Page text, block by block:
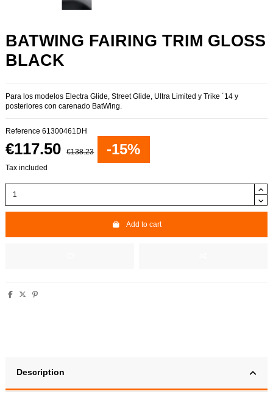
BATWING FAIRING TRIM GLOSS
BLACK
Para los modelos Electra Glide, Street Glide, Ultra Limited y Trike ´14 y
posteriores con carenado BatWing.
Reference 61300461DH
€117.50 €138.23 -15%
Tax included
Add to cart
Description